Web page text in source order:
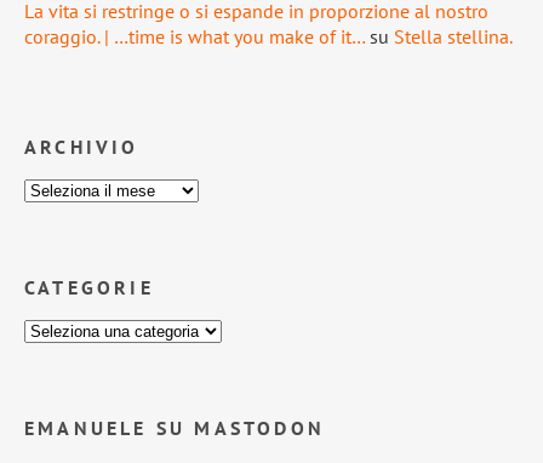
La vita si restringe o si espande in proporzione al nostro
coraggio. | …time is what you make of it… su Stella stellina.
ARCHIVIO
CATEGORIE
EMANUELE SU MASTODON